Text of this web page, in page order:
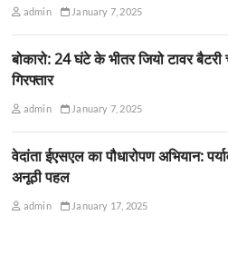
admin January 7, 2025
बोकारो: 24 घंटे के भीतर जियो टावर
गिरफ्तार
admin January 7, 2025
वेदांता ईएसएल का पौधारोपण अभियान:
अनूठी पहल
admin January 17, 2025